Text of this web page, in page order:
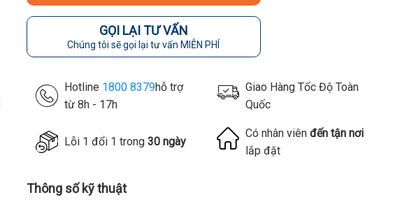
GỌI LẠI TƯ VẤN
Chúng tôi sẽ gọi lại tư vấn MIỄN PHÍ
Hotline 1800 8379hỗ trợ
từ 8h - 17h
Giao Hàng Tốc Độ Toàn
Quốc
Lỗi 1 đổi 1 trong30 ngày
Có nhân viên đến tận nơi
lắp đặt
Thông số kỹ thuật